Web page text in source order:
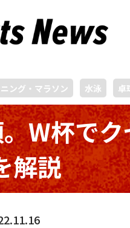
ング・マラソン 水泳 卓
W杯で
解説